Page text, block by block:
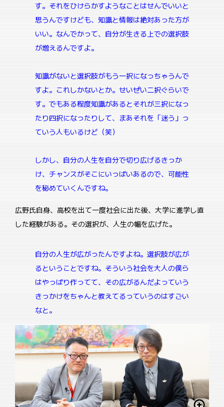
す。それをひけらかすようなことはせんでいいと
思うんですけども、知識と情報は絶対あった方が
いい。なんでかって、自分が生きる上での選択肢
が増えるんですよ。
知識がないと選択肢がもう一択になっちゃうんで
すよ。これしかないとか。せいぜい二択ぐらいで
す。でもある程度知識があるとそれが三択になっ
たり四択になったりして、まあそれを「迷う」っ
ていう人もいるけど（笑）
しかし、自分の人生を自分で切り広げるきっか
け、チャンスがそこにいっぱいあるので、可能性
を秘めていくんですね。
広野氏自身、高校を出て一度社会に出た後、大学に進学し直
した経験がある。その選択が、人生の幅を広げた。
自分の人生が広がったんですよね。選択肢が広が
るということですね。そういう社会を大人の僕ら
はやっぱり作ってて、その広がるんだよっていう
きっかけをちゃんと教えてるっていうのはすごい
なと。